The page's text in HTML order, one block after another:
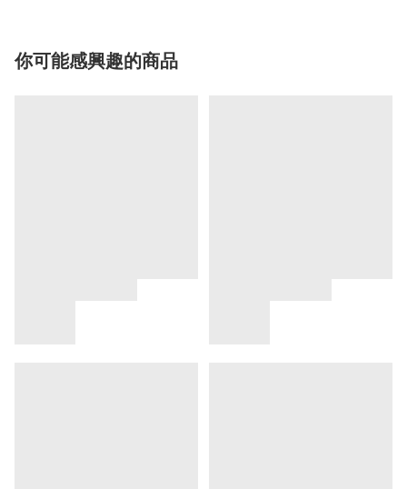
你可能感興趣的商品